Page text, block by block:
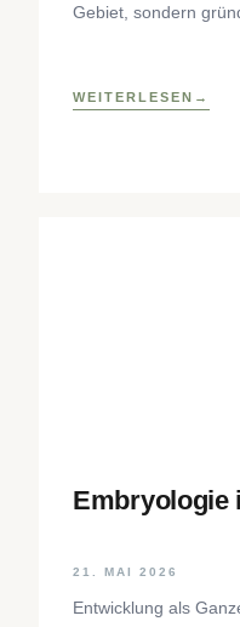
Gebiet, sondern
WEITERLESEN
Embryologie
21. MAI 2026
Entwicklung als